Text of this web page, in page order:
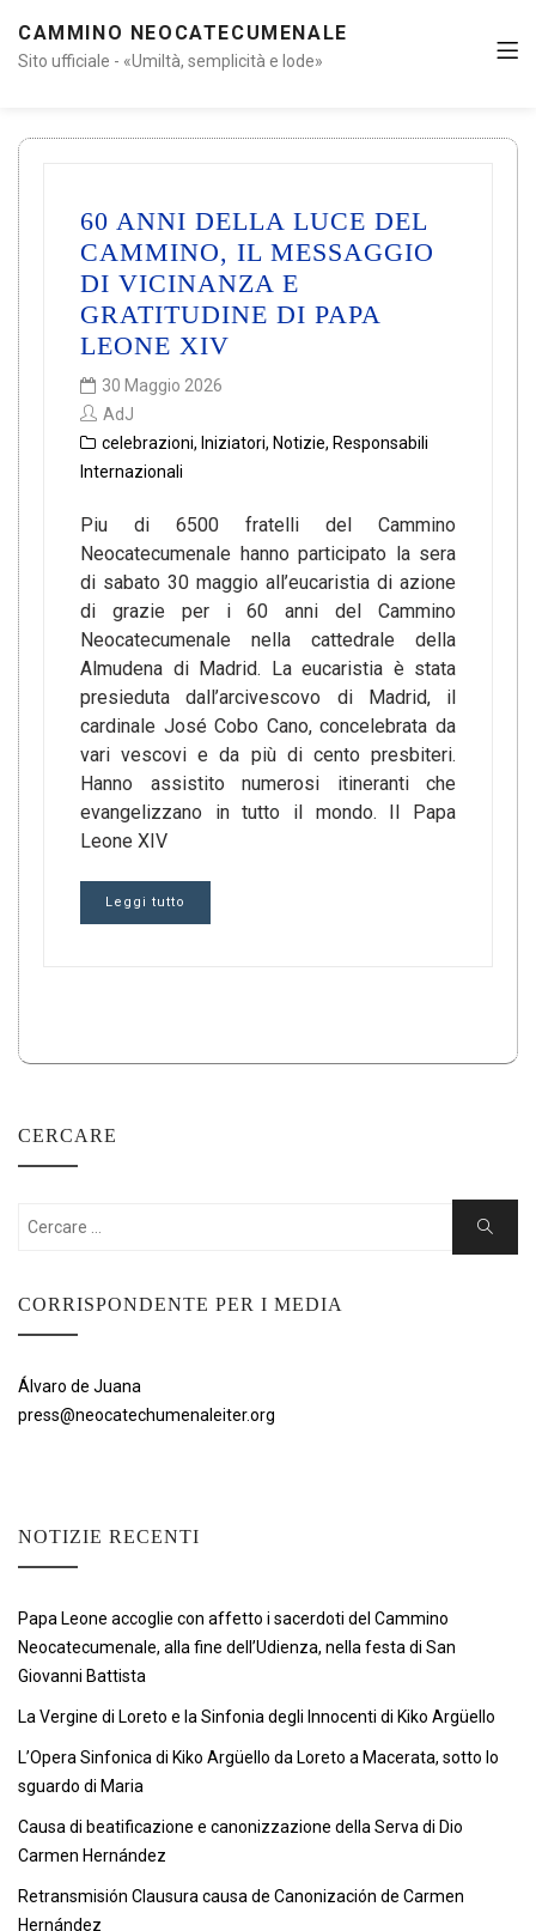
CAMMINO NEOCATECUMENALE
Sito ufficiale - «Umiltà, semplicità e lode»
60 ANNI DELLA LUCE DEL
CAMMINO, IL MESSAGGIO
DI VICINANZA E
GRATITUDINE DI PAPA
LEONE XIV
30 Maggio 2026
AdJ
celebrazioni, Iniziatori, Notizie, Responsabili
Internazionali
Piu di 6500 fratelli del Cammino
Neocatecumenale hanno participato la sera
di sabato 30 maggio all’eucaristia di azione
di grazie per i 60 anni del Cammino
Neocatecumenale nella cattedrale della
Almudena di Madrid. La eucaristia è stata
presieduta dall’arcivescovo di Madrid, il
cardinale José Cobo Cano, concelebrata da
vari vescovi e da più di cento presbiteri.
Hanno assistito numerosi itineranti che
evangelizzano in tutto il mondo. Il Papa
Leone XIV
Leggi tutto
CERCARE
Cercare:
Ricerca
CORRISPONDENTE PER I MEDIA
Álvaro de Juana
press@neocatechumenaleiter.org
NOTIZIE RECENTI
Papa Leone accoglie con affetto i sacerdoti del Cammino
Neocatecumenale, alla fine dell’Udienza, nella festa di San
Giovanni Battista
La Vergine di Loreto e la Sinfonia degli Innocenti di Kiko Argüello
L’Opera Sinfonica di Kiko Argüello da Loreto a Macerata, sotto lo
sguardo di Maria
Causa di beatificazione e canonizzazione della Serva di Dio
Carmen Hernández
Retransmisión Clausura causa de Canonización de Carmen
Hernández